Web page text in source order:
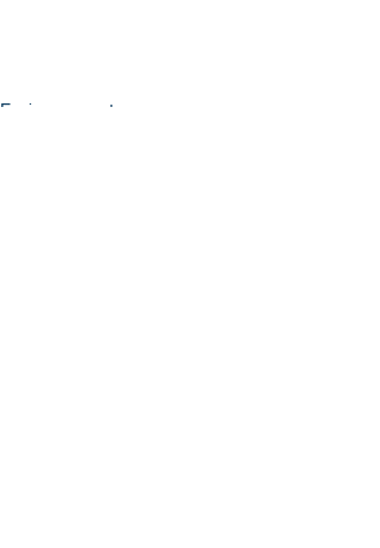
Environnement